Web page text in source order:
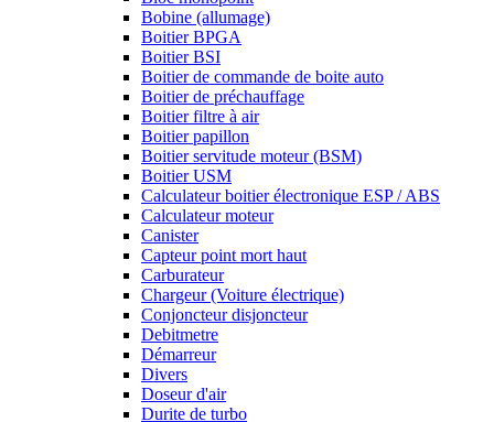
Bobine (allumage)
Boitier BPGA
Boitier BSI
Boitier de commande de boite auto
Boitier de préchauffage
Boitier filtre à air
Boitier papillon
Boitier servitude moteur (BSM)
Boitier USM
Calculateur boitier électronique ESP / ABS
Calculateur moteur
Canister
Capteur point mort haut
Carburateur
Chargeur (Voiture électrique)
Conjoncteur disjoncteur
Debitmetre
Démarreur
Divers
Doseur d'air
Durite de turbo